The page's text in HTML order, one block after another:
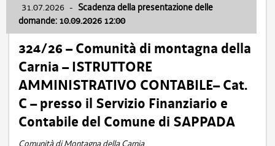
31.07.2026 - Scadenza della presentazione delle
domande: 10.09.2026 12:00
324/26 – Comunità di montagna della
Carnia – ISTRUTTORE
AMMINISTRATIVO CONTABILE– Cat.
C – presso il Servizio Finanziario e
Contabile del Comune di SAPPADA
Comunità di Montagna della Carnia